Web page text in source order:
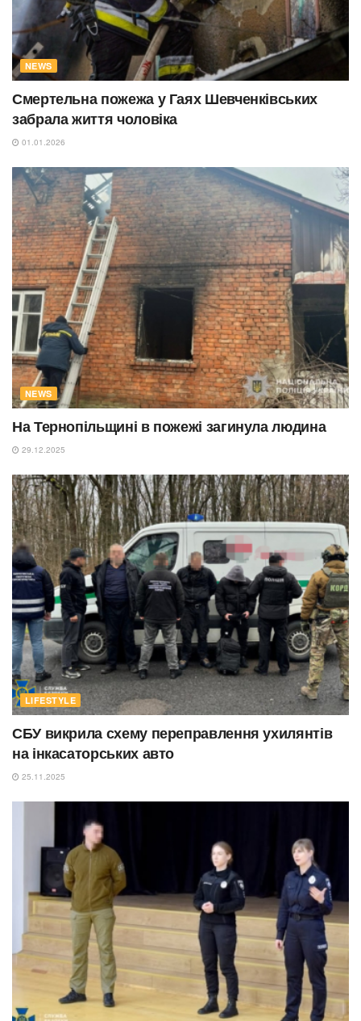
NEWS
Смертельна пожежа у Гаях Шевченківських
забрала життя чоловіка
01.01.2026
NEWS
На Тернопільщині в пожежі загинула людина
29.12.2025
LIFESTYLE
СБУ викрила схему переправлення ухилянтів
на інкасаторських авто
25.11.2025